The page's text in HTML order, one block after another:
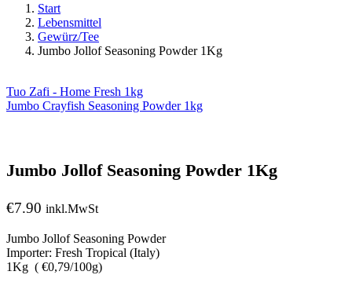
Start
Lebensmittel
Gewürz/Tee
Jumbo Jollof Seasoning Powder 1Kg
Tuo Zafi - Home Fresh 1kg
Jumbo Crayfish Seasoning Powder 1kg
Jumbo Jollof Seasoning Powder 1Kg
€7.90 inkl.MwSt
Jumbo Jollof Seasoning Powder
Importer: Fresh Tropical (Italy)
1Kg ( €0,79/100g)